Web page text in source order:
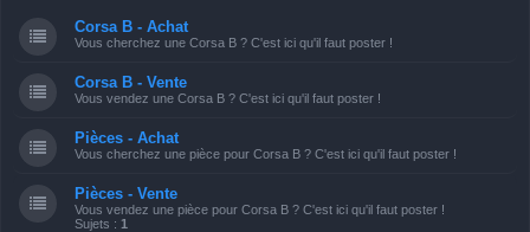
Corsa B - Achat
Vous cherchez une Corsa B ? C'est ici qu'il faut poster !
Corsa B - Vente
Vous vendez une Corsa B ? C'est ici qu'il faut poster !
Pièces - Achat
Vous cherchez une pièce pour Corsa B ? C'est ici qu'il faut poster !
Pièces - Vente
Vous vendez une pièce pour Corsa B ? C'est ici qu'il faut poster !
Sujets : 1